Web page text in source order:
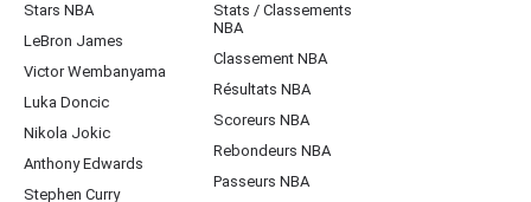
Stars NBA
LeBron James
Victor Wembanyama
Luka Doncic
Nikola Jokic
Anthony Edwards
Stephen Curry
Stats / Classements
NBA
Classement NBA
Résultats NBA
Scoreurs NBA
Rebondeurs NBA
Passeurs NBA